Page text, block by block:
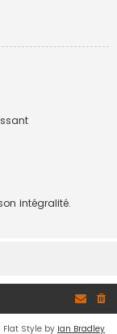
intégralité.
Flat Style by Ian Bradley